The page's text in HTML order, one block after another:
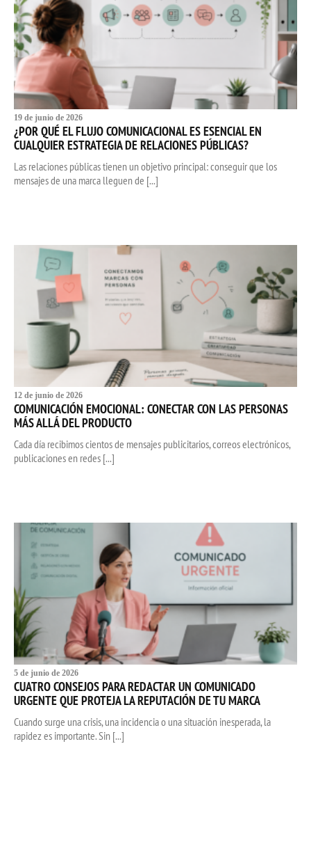
19 de junio de 2026
¿POR QUÉ EL FLUJO COMUNICACIONAL ES ESENCIAL EN
CUALQUIER ESTRATEGIA DE RELACIONES PÚBLICAS?
Las relaciones públicas tienen un objetivo principal: conseguir que los
mensajes de una marca lleguen de [...]
12 de junio de 2026
COMUNICACIÓN EMOCIONAL: CONECTAR CON LAS PERSONAS
MÁS ALLÁ DEL PRODUCTO
Cada día recibimos cientos de mensajes publicitarios, correos electrónicos,
publicaciones en redes [...]
5 de junio de 2026
CUATRO CONSEJOS PARA REDACTAR UN COMUNICADO
URGENTE QUE PROTEJA LA REPUTACIÓN DE TU MARCA
Cuando surge una crisis, una incidencia o una situación inesperada, la
rapidez es importante. Sin [...]